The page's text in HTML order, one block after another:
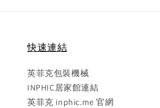
快速連結
英菲克包裝機械
INPHIC居家館連結
英菲克 inphic.me 官網